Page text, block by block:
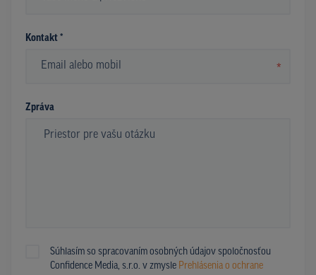
Kontakt *
*
Zpráva
Súhlasím so spracovaním osobných údajov spoločnosťou
Confidence Media, s.r.o. v zmysle Prehlásenia o ochrane